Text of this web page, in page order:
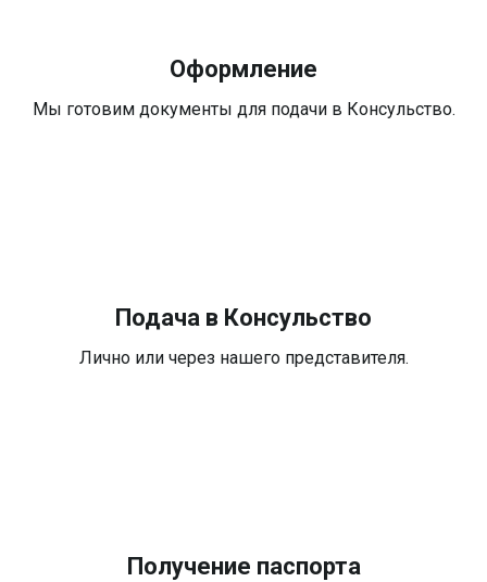
Оформление
Мы готовим документы для подачи в Консульство.
Подача в Консульство
Лично или через нашего представителя.
Получение паспорта